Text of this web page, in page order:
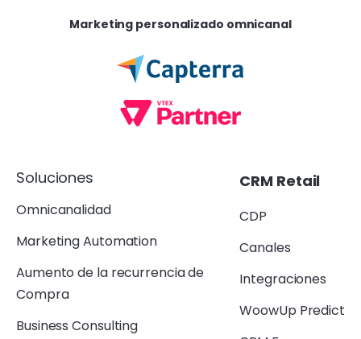
Marketing personalizado omnicanal
Soluciones
Omnicanalidad
Marketing Automation
Aumento de la recurrencia de
Compra
Business Consulting
CRM Retail
CDP
Canales
Integraciones
WoowUp Predict